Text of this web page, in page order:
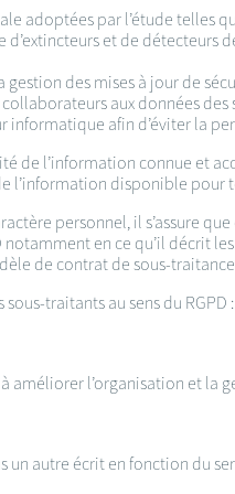
adoptées par l’étude telles
et de
des mises à jour de
aux données
afin d’éviter la
de l’information connue et
disponible pour
personnel, il s’assure
en ce qu’il
de contrat de sous-
traitants au sens du RGPD :
améliorer l’organisation et la
un autre écrit en fonction du